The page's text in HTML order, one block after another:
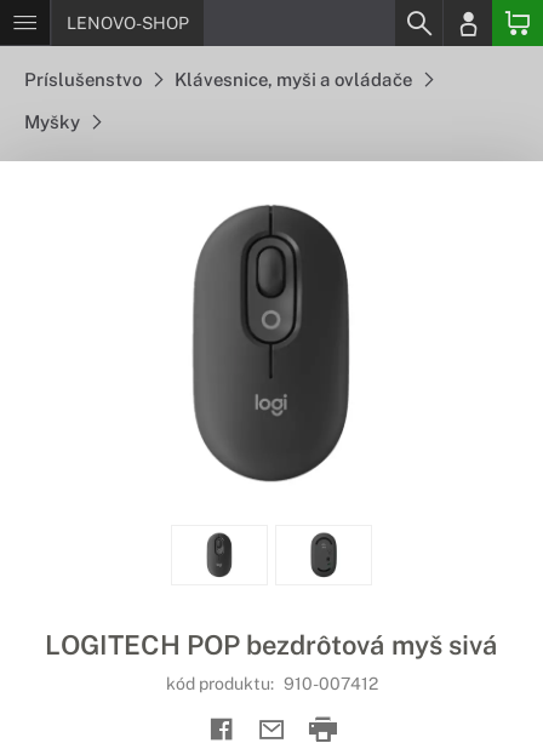
LENOVO-SHOP
Príslušenstvo Klávesnice, myši a ovládače
Myšky
LOGITECH POP bezdrôtová myš sivá
kód produktu: 910-007412